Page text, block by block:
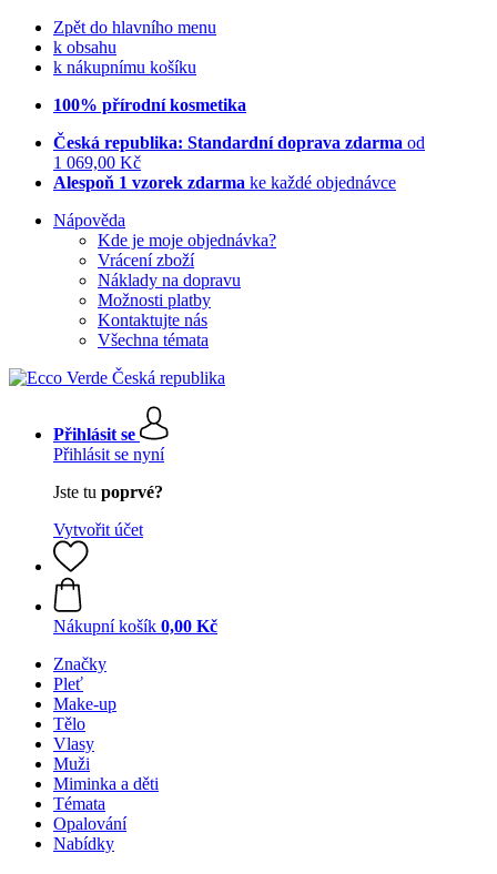
Zpět do hlavního menu
k obsahu
k nákupnímu košíku
100% přírodní kosmetika
Česká republika: Standardní doprava zdarma od
1 069,00 Kč
Alespoň 1 vzorek zdarma ke každé objednávce
Nápověda
Kde je moje objednávka?
Vrácení zboží
Náklady na dopravu
Možnosti platby
Kontaktujte nás
Všechna témata
Přihlásit se
Přihlásit se nyní
Jste tu poprvé?
Vytvořit účet
Nákupní košík 0,00 Kč
Značky
Pleť
Make-up
Tělo
Vlasy
Muži
Miminka a děti
Témata
Opalování
Nabídky